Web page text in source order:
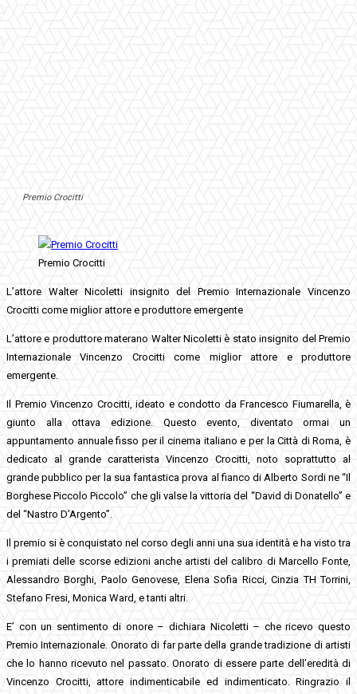
Premio Crocitti
Premio Crocitti
L’attore Walter Nicoletti insignito del Premio Internazionale Vincenzo
Crocitti come miglior attore e produttore emergente
L’attore e produttore materano Walter Nicoletti è stato insignito del Premio
Internazionale Vincenzo Crocitti come miglior attore e produttore
emergente.
Il Premio Vincenzo Crocitti, ideato e condotto da Francesco Fiumarella, è
giunto alla ottava edizione. Questo evento, diventato ormai un
appuntamento annuale fisso per il cinema italiano e per la Città di Roma, è
dedicato al grande caratterista Vincenzo Crocitti, noto soprattutto al
grande pubblico per la sua fantastica prova al fianco di Alberto Sordi ne “Il
Borghese Piccolo Piccolo” che gli valse la vittoria del “David di Donatello” e
del “Nastro D’Argento”.
Il premio si è conquistato nel corso degli anni una sua identità e ha visto tra
i premiati delle scorse edizioni anche artisti del calibro di Marcello Fonte,
Alessandro Borghi, Paolo Genovese, Elena Sofia Ricci, Cinzia TH Torrini,
Stefano Fresi, Monica Ward, e tanti altri.
E’ con un sentimento di onore – dichiara Nicoletti – che ricevo questo
Premio Internazionale. Onorato di far parte della grande tradizione di artisti
che lo hanno ricevuto nel passato. Onorato di essere parte dell’eredità di
Vincenzo Crocitti, attore indimenticabile ed indimenticato. Ringrazio il